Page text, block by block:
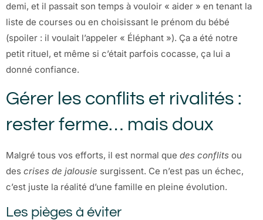
demi, et il passait son temps à vouloir « aider » en tenant la
liste de courses ou en choisissant le prénom du bébé
(spoiler : il voulait l’appeler « Éléphant »). Ça a été notre
petit rituel, et même si c’était parfois cocasse, ça lui a
donné confiance.
Gérer les conflits et rivalités :
rester ferme… mais doux
Malgré tous vos efforts, il est normal que des conflits ou
des crises de jalousie surgissent. Ce n’est pas un échec,
c’est juste la réalité d’une famille en pleine évolution.
Les pièges à éviter